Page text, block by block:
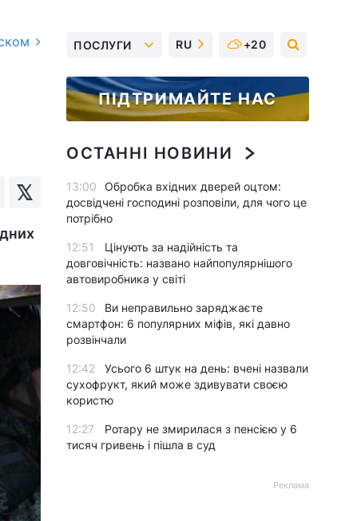
ПОСЛУГИ RU +20
ПІДТРИМАЙТЕ НАС
ОСТАННІ НОВИНИ
13:00
Обробка вхідних дверей оцтом:
досвідчені господині розповіли, для чого це
потрібно
12:51
Цінують за надійність та
довговічність: названо найпопулярнішого
автовиробника у світі
12:50
Ви неправильно заряджаєте
смартфон: 6 популярних міфів, які давно
розвінчали
12:42
Усього 6 штук на день: вчені назвали
сухофрукт, який може здивувати своєю
користю
12:27
Ротару не змирилася з пенсією у 6
тисяч гривень і пішла в суд
Реклама